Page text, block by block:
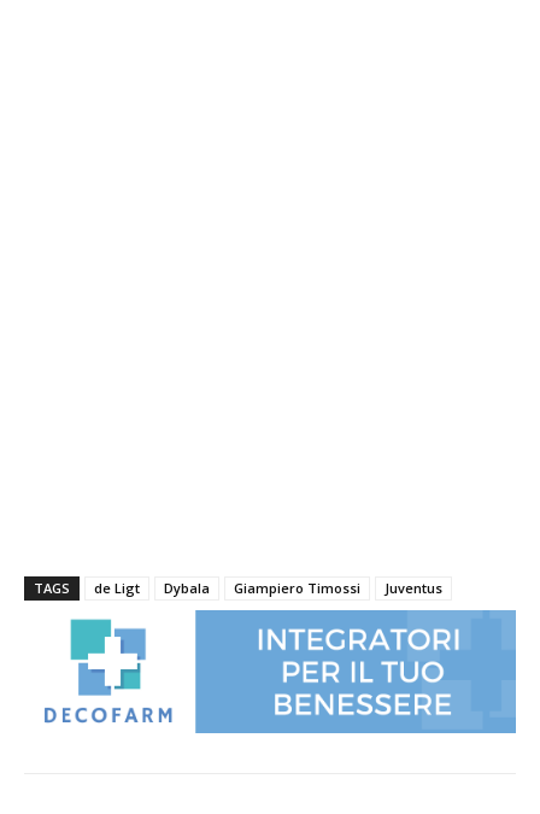
TAGS de Ligt Dybala Giampiero Timossi Juventus